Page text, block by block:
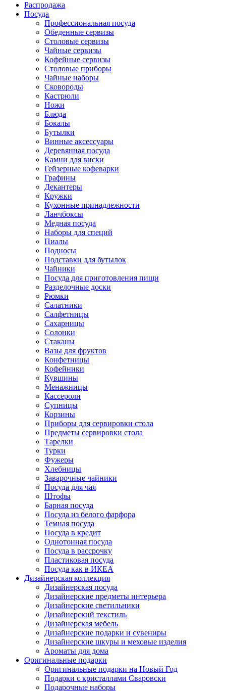
Распродажа
Посуда
Профессиональная посуда
Обеденные сервизы
Столовые сервизы
Чайные сервизы
Кофейные сервизы
Столовые приборы
Чайные наборы
Сковороды
Кастрюли
Ножи
Блюда
Бокалы
Бутылки
Винные аксессуары
Деревянная посуда
Камни для виски
Гейзерные кофеварки
Графины
Декантеры
Кружки
Кухонные принадлежности
Ланчбоксы
Медная посуда
Наборы для специй
Пиалы
Подносы
Подставки для бутылок
Чайники
Посуда для приготовления пищи
Разделочные доски
Рюмки
Салатники
Салфетницы
Сахарницы
Солонки
Стаканы
Вазы для фруктов
Конфетницы
Кофейники
Кувшины
Менажницы
Кассероли
Супницы
Корзины
Приборы для сервировки стола
Предметы сервировки стола
Тарелки
Турки
Фужеры
Хлебницы
Заварочные чайники
Посуда для чая
Штофы
Барная посуда
Посуда из белого фарфора
Темная посуда
Посуда в кредит
Однотонная посуда
Посуда в рассрочку
Пластиковая посуда
Посуда как в ИКЕА
Дизайнерская коллекция
Дизайнерская посуда
Дизайнерские предметы интерьера
Дизайнерские светильники
Дизайнерский текстиль
Дизайнерская мебель
Дизайнерские подарки и сувениры
Дизайнерские шкуры и меховые изделия
Ароматы для дома
Оригинальные подарки
Оригинальные подарки на Новый Год
Подарки с кристаллами Сваровски
Подарочные наборы